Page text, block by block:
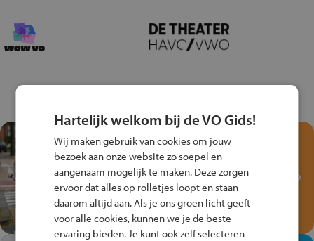
Test je kennis met het
Fiets Veilig
Verkeersspel!
Speel het Fiets Veilig Verkeersspel
en win een Cortina-fiets!
Hartelijk welkom bij de VO Gids!
Wij maken gebruik van cookies om jouw
bezoek aan onze website zo soepel en
aangenaam mogelijk te maken. Deze zorgen
ervoor dat alles op rolletjes loopt en staan
daarom altijd aan. Als je ons groen licht geeft
voor alle cookies, kunnen we je de beste
ervaring bieden. Je kunt ook zelf selecteren